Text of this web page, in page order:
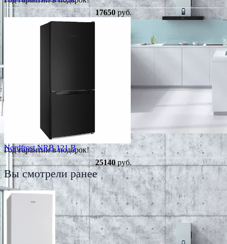
17650руб.
Год гарантии в подарок!
Nordfrost NRB 121 B
25140руб.
Вы смотрели ранее